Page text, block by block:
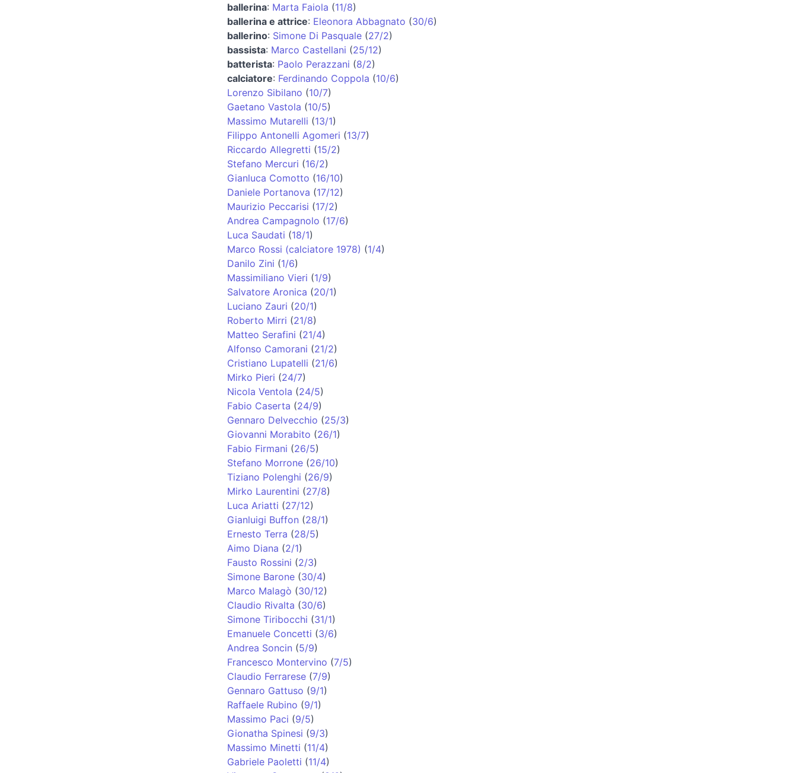
ballerina: Marta Faiola (11/8)
ballerina e attrice: Eleonora Abbagnato (30/6)
ballerino: Simone Di Pasquale(27/2)
bassista: Marco Castellani (25/12)
batterista: Paolo Perazzani (8/2)
calciatore: Ferdinando Coppola (10/6)
Lorenzo Sibilano (10/7)
Gaetano Vastola (10/5)
Massimo Mutarelli (13/1)
Filippo Antonelli Agomeri (13/7)
Riccardo Allegretti (15/2)
Stefano Mercuri (16/2)
Gianluca Comotto (16/10)
Daniele Portanova (17/12)
Maurizio Peccarisi (17/2)
Andrea Campagnolo (17/6)
Luca Saudati (18/1)
Marco Rossi (calciatore 1978) (1/4)
Danilo Zini (1/6)
Massimiliano Vieri (1/9)
Salvatore Aronica (20/1)
Luciano Zauri (20/1)
Roberto Mirri (21/8)
Matteo Serafini (21/4)
Alfonso Camorani (21/2)
Cristiano Lupatelli (21/6)
Mirko Pieri (24/7)
Nicola Ventola (24/5)
Fabio Caserta (24/9)
Gennaro Delvecchio (25/3)
Giovanni Morabito (26/1)
Fabio Firmani (26/5)
Stefano Morrone(26/10)
Tiziano Polenghi (26/9)
Mirko Laurentini (27/8)
Luca Ariatti (27/12)
Gianluigi Buffon (28/1)
Ernesto Terra (28/5)
Aimo Diana (2/1)
Fausto Rossini (2/3)
Simone Barone(30/4)
Marco Malagò (30/12)
Claudio Rivalta (30/6)
Simone Tiribocchi (31/1)
Emanuele Concetti (3/6)
Andrea Soncin (5/9)
Francesco Montervino (7/5)
Claudio Ferrarese(7/9)
Gennaro Gattuso (9/1)
Raffaele Rubino (9/1)
Massimo Paci (9/5)
Gionatha Spinesi (9/3)
Massimo Minetti (11/4)
Gabriele Paoletti (11/4)